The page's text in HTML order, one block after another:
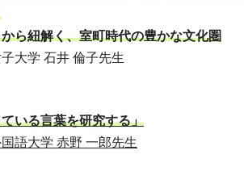
ら紐解く、室町時代の豊かな文化圏
子大学 石井 倫子先生
いる言葉を研究する」
語大学 赤野 一郎先生